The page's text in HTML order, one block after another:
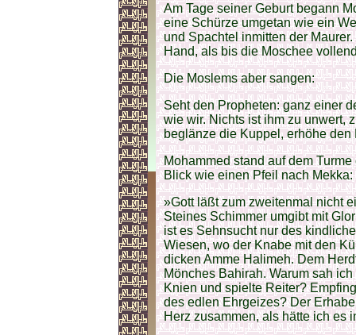
Am Tage seiner Geburt begann
eine Schürze umgetan wie ein
und Spachtel inmitten der
Hand, als bis die Moschee
Die Moslems aber sangen:
Seht den Propheten: ganz einer
wie wir. Nichts ist ihm zu unwert,
beglänze die Kuppel, erhöhe
Mohammed stand auf dem
Blick wie einen Pfeil nach Mekka:
»Gott läßt zum zweitenmal nicht
Steines Schimmer umgibt mit
ist es Sehnsucht nur des
Wiesen, wo der Knabe mit den
dicken Amme Halimeh. Dem
Mönches Bahirah. Warum sah
Knien und spielte Reiter?
des edlen Ehrgeizes? Der
Herz zusammen, als hätte ich es